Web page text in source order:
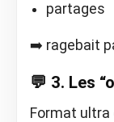
partages
➡️ ragebait
💬 3. Les
Format ultra